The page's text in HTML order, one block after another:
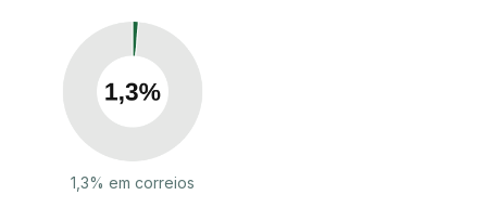
1,3% em correios